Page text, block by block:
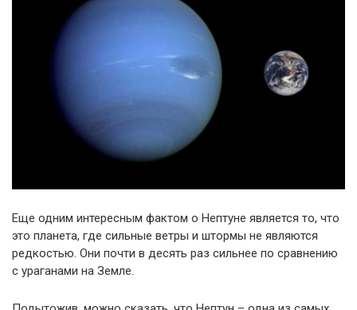
Еще одним интересным фактом о Нептуне является то, что
это планета, где сильные ветры и штормы не являются
редкостью. Они почти в десять раз сильнее по сравнению
с ураганами на Земле.